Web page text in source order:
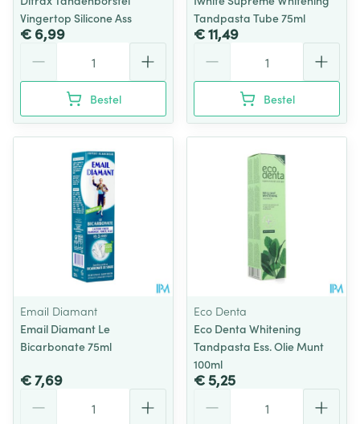
Vingertop Silicone Ass
€ 6,99
Bestel
Tandpasta Tube 75ml
€ 11,49
Bestel
Email Diamant
Email Diamant Le
Bicarbonate 75ml
€ 7,69
Eco Denta
Eco Denta Whitening
Tandpasta Ess. Olie Munt
100ml
€ 5,25